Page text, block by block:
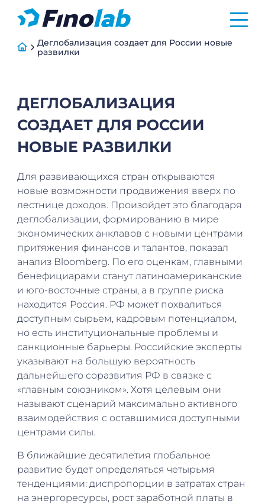
Деглобализация создает для России новые
развилки
ДЕГЛОБАЛИЗАЦИЯ
СОЗДАЕТ ДЛЯ РОССИИ
НОВЫЕ РАЗВИЛКИ
Для развивающихся стран открываются
новые возможности продвижения вверх по
лестнице доходов. Произойдет это благодаря
деглобализации, формированию в мире
экономических анклавов с новыми центрами
притяжения финансов и талантов, показал
анализ Bloomberg. По его оценкам, главными
бенефициарами станут латиноамериканские
и юго-восточные страны, а в группе риска
находится Россия. РФ может похвалиться
доступным сырьем, кадровым потенциалом,
но есть институциональные проблемы и
санкционные барьеры. Российские эксперты
указывают на большую вероятность
дальнейшего соразвития РФ в связке с
«главным союзником». Хотя целевым они
называют сценарий максимально активного
взаимодействия с оставшимися доступными
центрами силы.
В ближайшие десятилетия глобальное
развитие будет определяться четырьмя
тенденциями: диспропорции в затратах стран
на энергоресурсы, рост заработной платы в